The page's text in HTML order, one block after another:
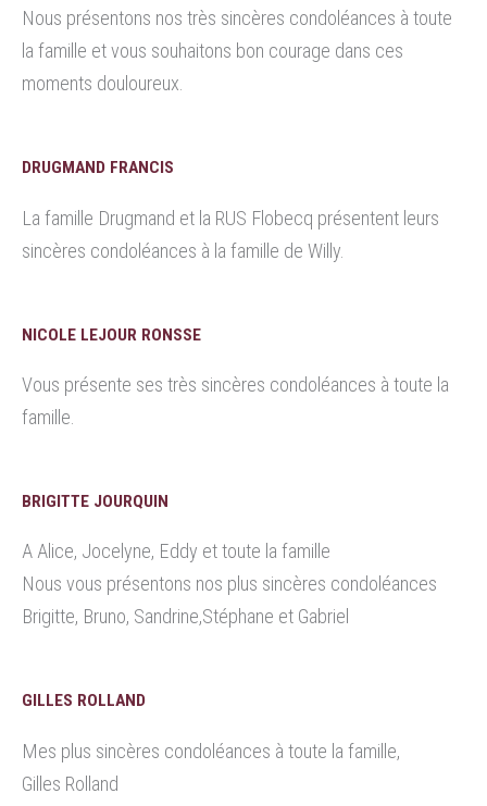
Nous présentons nos très sincères condoléances à toute
la famille et vous souhaitons bon courage dans ces
moments douloureux.
DRUGMAND FRANCIS
La famille Drugmand et la RUS Flobecq présentent leurs
sincères condoléances à la famille de Willy.
NICOLE LEJOUR RONSSE
Vous présente ses très sincères condoléances à toute la
famille.
BRIGITTE JOURQUIN
A Alice, Jocelyne, Eddy et toute la famille
Nous vous présentons nos plus sincères condoléances
Brigitte, Bruno, Sandrine,Stéphane et Gabriel
GILLES ROLLAND
Mes plus sincères condoléances à toute la famille,
Gilles Rolland